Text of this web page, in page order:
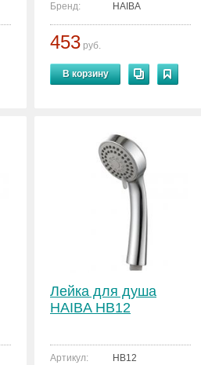
Бренд:
HAIBA
453 руб.
В корзину
Лейка для душа
HAIBA HB12
Артикул:
HB12